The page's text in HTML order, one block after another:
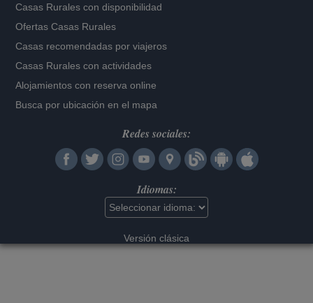
Casas Rurales con disponibilidad
Ofertas Casas Rurales
Casas recomendadas por viajeros
Casas Rurales con actividades
Alojamientos con reserva online
Busca por ubicación en el mapa
Redes sociales:
Idiomas:
Versión clásica